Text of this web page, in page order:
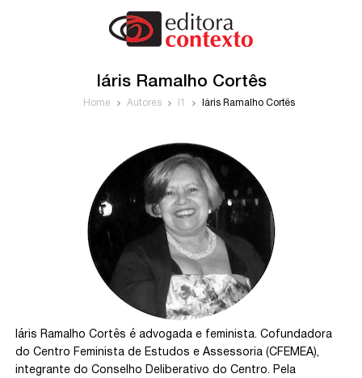
Iáris Ramalho Cortês
Home Autores I1 Iáris Ramalho Cortês
Iáris Ramalho Cortês é advogada e feminista. Cofundadora
do Centro Feminista de Estudos e Assessoria (CFEMEA),
integrante do Conselho Deliberativo do Centro. Pela